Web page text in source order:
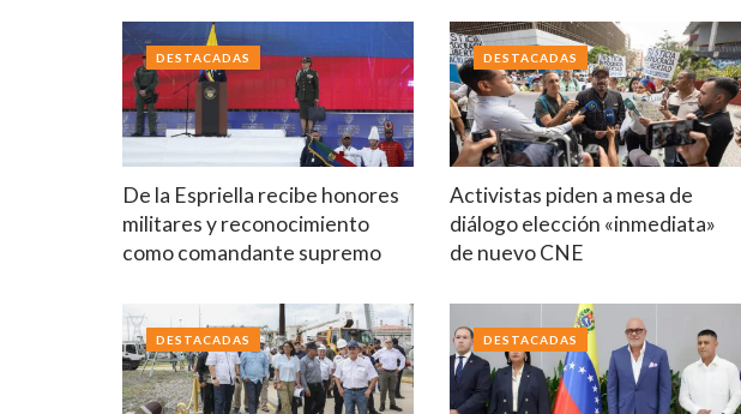
De la Espriella recibe honores
militares y reconocimiento
como comandante supremo
DESTACADAS
Activistas piden a mesa de
diálogo elección «inmediata»
de nuevo CNE
DESTACADAS
DESTACADAS DESTACADAS